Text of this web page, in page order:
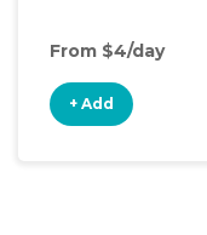
From $4/day
+ Add